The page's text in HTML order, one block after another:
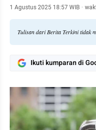
1 Agustus 2025 18:57 WIB ·
Tulisan dari Berita Terkini tidak
Ikuti kumparan di